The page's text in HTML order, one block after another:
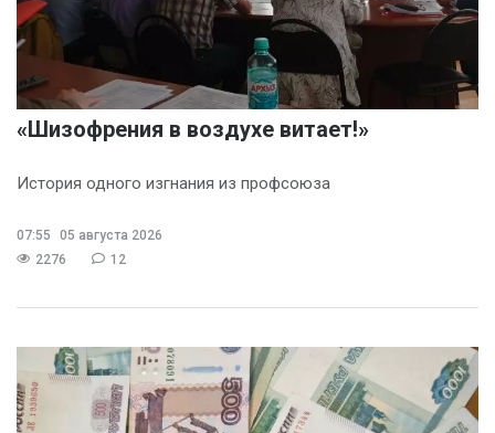
«Шизофрения в воздухе витает!»
История одного изгнания из профсоюза
07:55
05 августа 2026
2276
12